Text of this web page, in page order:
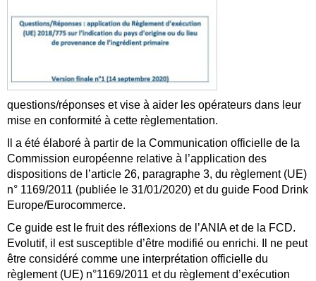
questions/réponses et vise à aider les opérateurs dans leur
mise en conformité à cette règlementation.
Il a été élaboré à partir de la Communication officielle de la
Commission européenne relative à l’application des
dispositions de l’article 26, paragraphe 3, du règlement (UE)
n° 1169/2011 (publiée le 31/01/2020) et du guide Food Drink
Europe/Eurocommerce.
Ce guide est le fruit des réflexions de l’ANIA et de la FCD.
Evolutif, il est susceptible d’être modifié ou enrichi. Il ne peut
être considéré comme une interprétation officielle du
règlement (UE) n°1169/2011 et du règlement d’exécution